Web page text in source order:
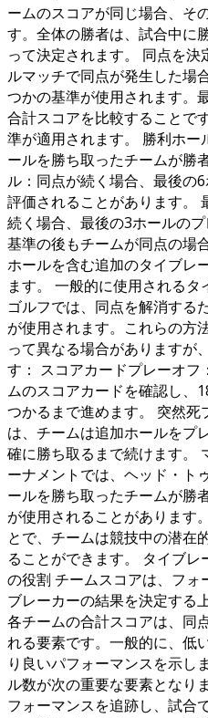
ームのスコアが同じ場合、そ
す。全体の勝者は、試合中に
って決定されます。 同点を
ルマッチで同点が発生した場
つかの基準が使用されます。
合計スコアを比較することで
準が適用されます。 勝利ホ
ールを勝ち取ったチームが勝
ル：同点が続く場合、最後の
評価されることがあります。
続く場合、最後の3ホールの
基準の後もチームが同点の場
ホールを含む追加のタイブレ
ます。 一般的に使用される
ゴルフでは、同点を解消する
が使用されます。これらの方
って異なる場合がありますが
す： スコアカードプレーオ
ムのスコアカードを確認し、
つかるまで進めます。 突然
は、チームは追加ホールをプ
確に勝ち取るまで続けます。
ーナメントでは、ヘッド・ト
ールを勝ち取ったチームが勝
が使用されることがあります
とで、チームは競技中の潜在
ることができます。 タイブ
の役割 チームスコアは、フォ
ブレーカーの結果を決定する
各チームの合計スコアは、同
れる要素です。一般的に、低
り良いパフォーマンスを示し
ル数が次の重要な要素となり
フォーマンスを追跡し、試合